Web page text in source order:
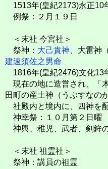
1513年(皇紀2173)永正10
例祭：２月１９日
＜末社 今宮社＞
祭神： 大己貴神 、大雷神
建速須佐之男命
1816年(皇紀2476)文化13
現在の地に造営され、「
田町の産土神（うぶすなの
社殿内と境内に、四神を
神幸祭：１０月第２日曜
神輿、稚児、武者、剣鉾
＜末社 祖霊社＞
祭神：講員の祖霊